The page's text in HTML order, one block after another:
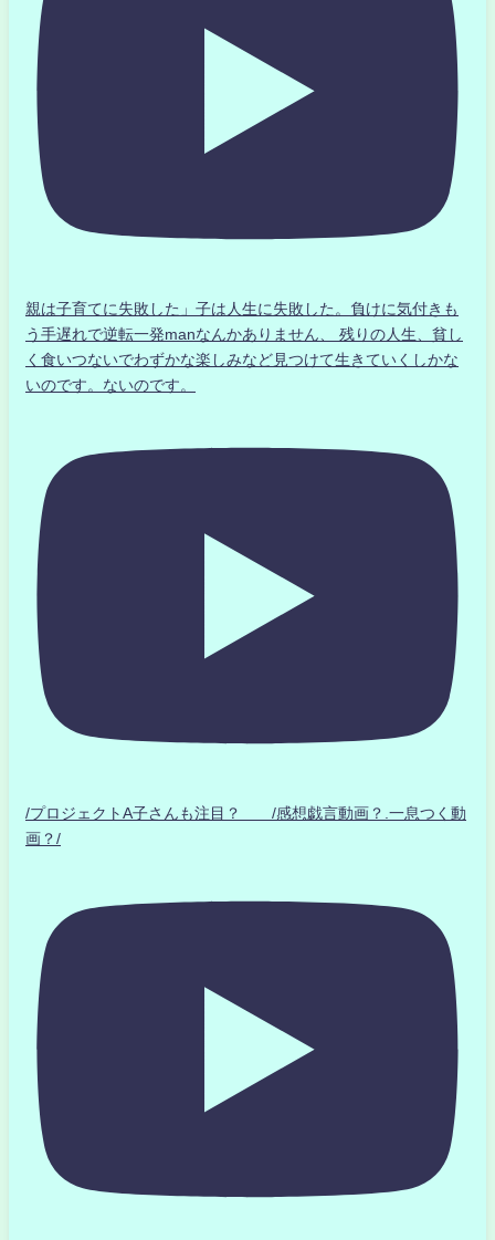
親は子育てに失敗した」子は人生に失敗した。負けに気付きも
う手遅れで逆転一発manなんかありません、 残りの人生、貧し
く食いつないでわずかな楽しみなど見つけて生きていくしかな
いのです。ないのです。
/プロジェクトA子さんも注目？ /感想戯言動画？.一息つく動
画？/